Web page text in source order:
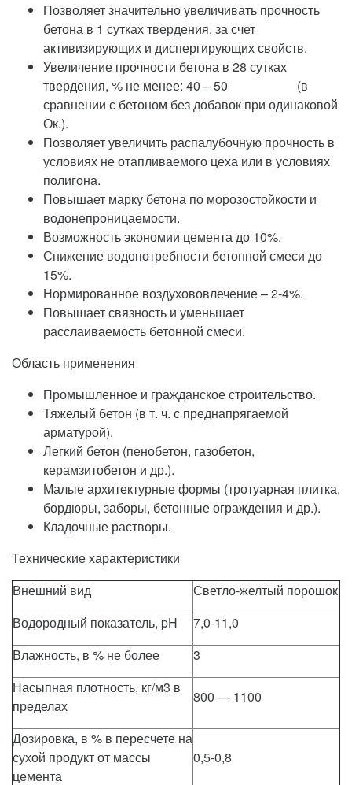
Позволяет значительно увеличивать прочность
бетона в 1 сутках твердения, за счет
активизирующих и диспергирующих свойств.
Увеличение прочности бетона в 28 сутках
твердения, % не менее: 40 – 50 (в
сравнении с бетоном без добавок при одинаковой
Ок.).
Позволяет увеличить распалубочную прочность в
условиях не отапливаемого цеха или в условиях
полигона.
Повышает марку бетона по морозостойкости и
водонепроницаемости.
Возможность экономии цемента до 10%.
Снижение водопотребности бетонной смеси до
15%.
Нормированное воздухововлечение – 2-4%.
Повышает связность и уменьшает
расслаиваемость бетонной смеси.
Область применения
Промышленное и гражданское строительство.
Тяжелый бетон (в т. ч. с преднапрягаемой
арматурой).
Легкий бетон (пенобетон, газобетон,
керамзитобетон и др.).
Малые архитектурные формы (тротуарная плитка,
бордюры, заборы, бетонные ограждения и др.).
Кладочные растворы.
Технические характеристики
Внешний вид
Светло-желтый порошок
Водородный показатель, pH
7,0-11,0
Влажность, в % не более
3
Насыпная плотность, кг/м3 в
пределах
800 — 1100
Дозировка, в % в пересчете на
сухой продукт от массы
цемента
0,5-0,8